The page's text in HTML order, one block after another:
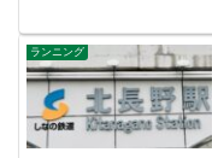
ランニング